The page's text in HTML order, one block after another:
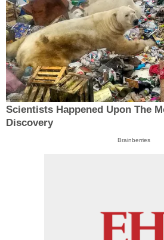
Scientists Happened Upon The
Discovery
Brainberries